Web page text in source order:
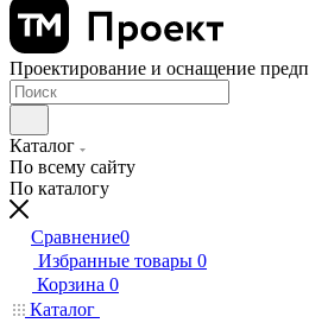
Проектирование и оснащение
Каталог
По всему сайту
По каталогу
Сравнение0
Избранные товары 0
Корзина 0
Каталог